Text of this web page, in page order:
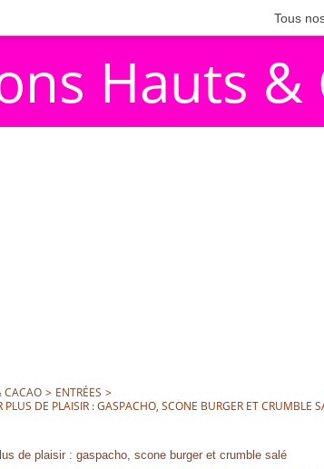
Tous
Hauts &
CACAO > ENTRÉES >
PLUS DE PLAISIR : GASPACHO, SCONE BURGER ET CRUMBLE
de plaisir : gaspacho, scone burger et crumble salé